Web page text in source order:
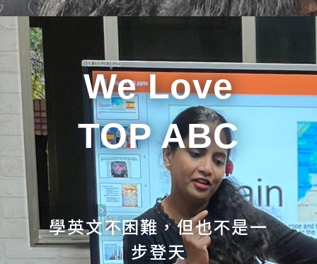
We Love
TOP ABC
學英文不困難，但也不是一
步登天